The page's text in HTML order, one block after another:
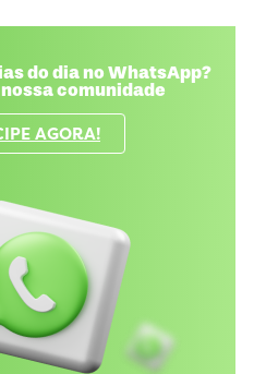
do dia no WhatsApp?
comunidade
AGORA!